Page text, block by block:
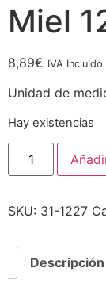
Miel
8,89€ IVA Incluido
Unidad de
Hay existencias
SKU: 31-1227
Descripción